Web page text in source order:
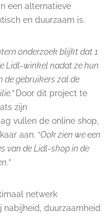
een alternatieve
en duurzaam is.
onderzoek blijkt dat 1
Lidl-winkel nadat ze hun
de gebruikers zal de
Door dit project te
zijn
vullen de online shop,
aan. “Ook zien we een
van de Lidl-shop in de
netwerk
duurzaamheid